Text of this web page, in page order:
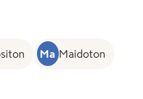
Ma Maidoton